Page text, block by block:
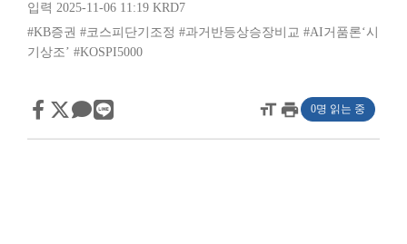
입력 2025-11-06 11:19 KRD7
#KB증권 #코스피단기조정 #과거반등상승장비교 #AI거품론‘시
기상조’ #KOSPI5000
format_sizeprint 0명 읽는 중